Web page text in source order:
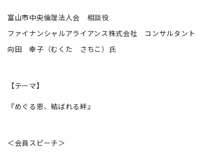
富山市中央倫理法人会 相談役
ファイナンシャルアライアンス株式会社 コンサルタント
向田 幸子（むくた さちこ）氏
【テーマ】
『めぐる恩、結ばれる絆』
＜会員スピーチ＞